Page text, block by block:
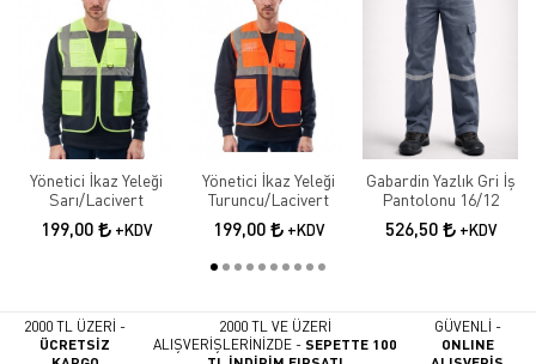
Yönetici İkaz Yeleği
Sarı/Lacivert
199,00 +KDV
Yönetici İkaz Yeleği
Turuncu/Lacivert
199,00 +KDV
Gabardin Yazlık Gri İş
Pantolonu 16/12
526,50 +KDV
2000 TL ÜZERİ -
ÜCRETSİZ
2000 TL VE ÜZERİ
ALIŞVERİŞLERİNİZDE -SEPETTE 100
GÜVENLİ -
ONLINE